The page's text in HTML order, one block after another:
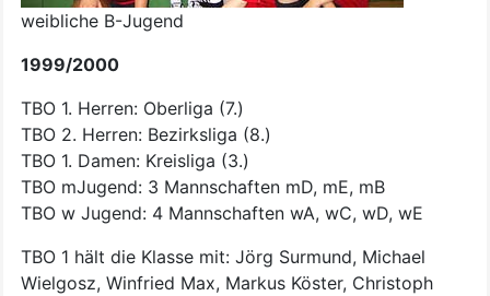
weibliche B-Jugend
1999/2000
TBO 1. Herren: Oberliga (7.)
TBO 2. Herren: Bezirksliga (8.)
TBO 1. Damen: Kreisliga (3.)
TBO mJugend: 3 Mannschaften mD, mE, mB
TBO w Jugend: 4 Mannschaften wA, wC, wD, wE
TBO 1 hält die Klasse mit: Jörg Surmund, Michael
Wielgosz, Winfried Max, Markus Köster, Christoph